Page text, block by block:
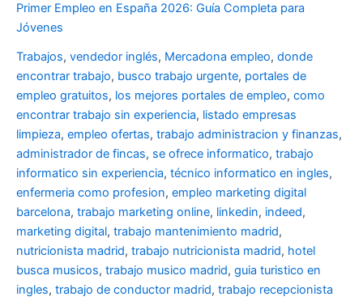
Primer Empleo en España 2026: Guía Completa para
Jóvenes
Trabajos, vendedor inglés, Mercadona empleo, donde
encontrar trabajo, busco trabajo urgente, portales de
empleo gratuitos, los mejores portales de empleo, como
encontrar trabajo sin experiencia, listado empresas
limpieza, empleo ofertas, trabajo administracion y finanzas,
administrador de fincas, se ofrece informatico, trabajo
informatico sin experiencia, técnico informatico en ingles,
enfermeria como profesion, empleo marketing digital
barcelona, trabajo marketing online, linkedin, indeed,
marketing digital, trabajo mantenimiento madrid,
nutricionista madrid, trabajo nutricionista madrid, hotel
busca musicos, trabajo musico madrid, guia turistico en
ingles, trabajo de conductor madrid, trabajo recepcionista